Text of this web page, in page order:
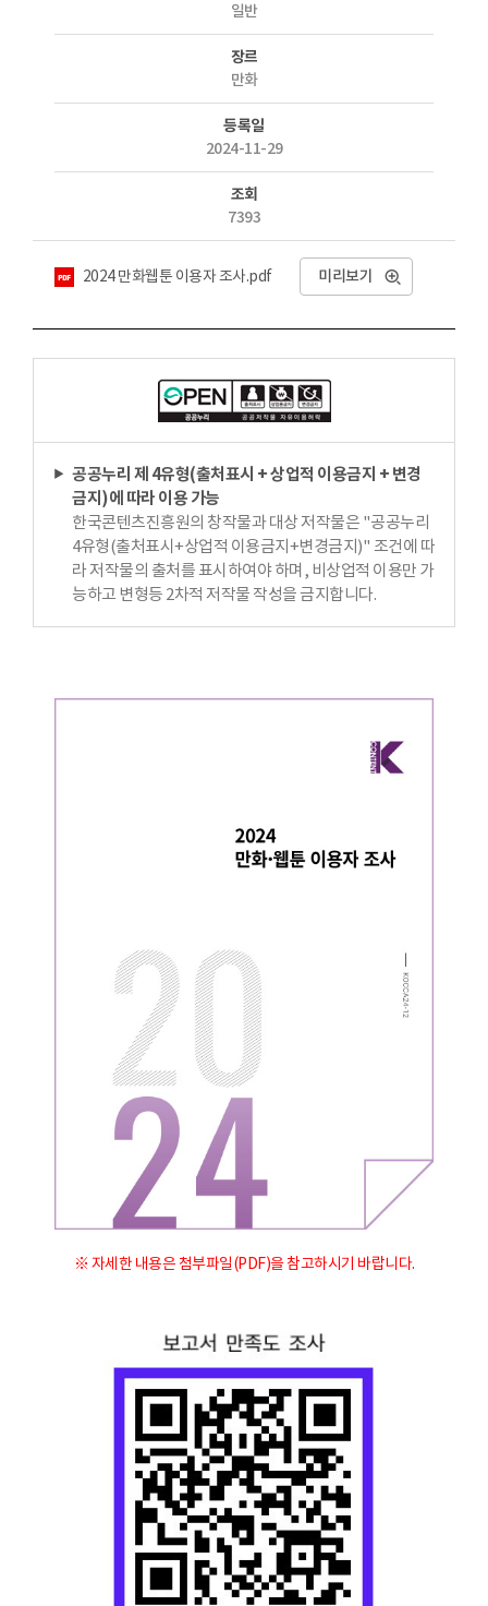
일반
장르
만화
등록일
2024-11-29
조회
7393
2024 만화웹툰 이용자 조사.pdf
미리보기
공공누리 제 4유형(출처표시 + 상업적 이용금지 + 변경
금지)에 따라 이용 가능
한국콘텐츠진흥원의 창작물과 대상 저작물은 "공공누리
4유형(출처표시+상업적 이용금지+변경금지)" 조건에 따
라 저작물의 출처를 표시하여야 하며, 비상업적 이용만 가
능하고 변형등 2차적 저작물 작성을 금지합니다.
※ 자세한 내용은 첨부파일(PDF)을 참고하시기 바랍니다.